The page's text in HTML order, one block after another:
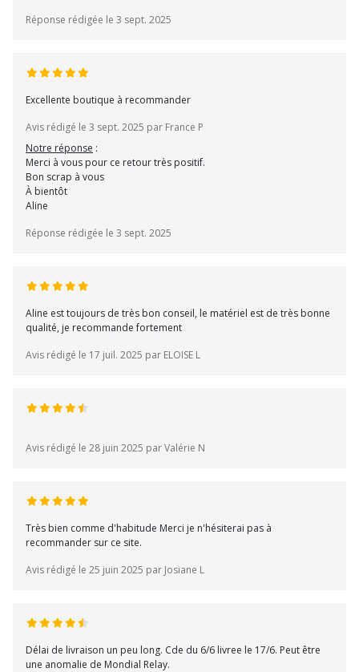
Réponse rédigée le 3 sept. 2025
Excellente boutique à recommander
Avis rédigé le 3 sept. 2025 par France P
Notre réponse :
Merci à vous pour ce retour très positif.
Bon scrap à vous
À bientôt
Aline
Réponse rédigée le 3 sept. 2025
Aline est toujours de très bon conseil, le matériel est de très bonne
qualité, je recommande fortement
Avis rédigé le 17 juil. 2025 par ELOISE L
Avis rédigé le 28 juin 2025 par Valérie N
Très bien comme d'habitude Merci je n'hésiterai pas à
recommander sur ce site.
Avis rédigé le 25 juin 2025 par Josiane L
Délai de livraison un peu long. Cde du 6/6 livree le 17/6. Peut être
une anomalie de Mondial Relay.